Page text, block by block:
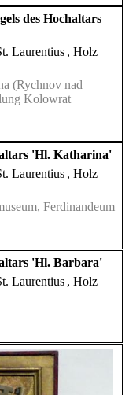
des Hochaltars
Laurentius , Holz
(Rychnov nad
Kolowrat
'Hl. Katharina'
Laurentius , Holz
Ferdinandeum
'Hl. Barbara'
Laurentius , Holz